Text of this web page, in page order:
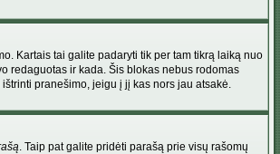
Kartais tai galite padaryti tik per tam tikrą laiką nuo
redaguotas ir kada. Šis blokas nebus rodomas
pranešimo, jeigu į jį kas nors jau atsakė.
. Taip pat galite pridėti parašą prie visų rašomų